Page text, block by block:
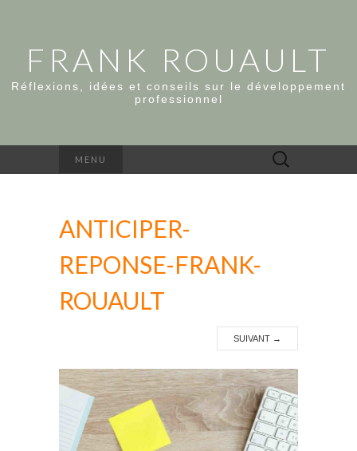
FRANK ROUAULT
Réflexions, idées et conseils sur le développement
professionnel
MENU Rechercher :
ANTICIPER-
REPONSE-FRANK-
ROUAULT
SUIVANT →